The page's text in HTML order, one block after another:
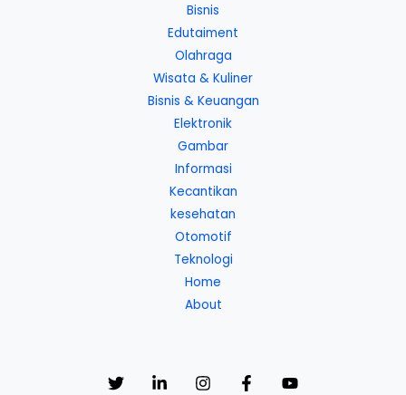
Bisnis
Edutaiment
Olahraga
Wisata & Kuliner
Bisnis & Keuangan
Elektronik
Gambar
Informasi
Kecantikan
kesehatan
Otomotif
Teknologi
Home
About